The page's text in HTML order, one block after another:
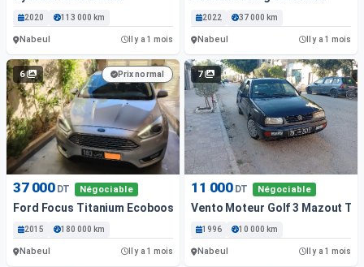
2020 113 000 km
Nabeul Il y a 1 mois
2022 37 000 km
Nabeul Il y a 1 mois
6 Prix normal
37 000 DT Négociable
Ford Focus Titanium Ecoboost
2015 180 000 km
Nabeul Il y a 1 mois
7
11 000 DT Négociable
Vento Moteur Golf 3 Mazout
1996 10 000 km
Nabeul Il y a 1 mois